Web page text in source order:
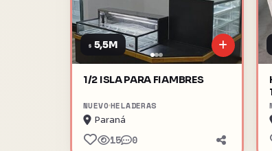
$ 5,5M
1/2 ISLA PARA FIAMBRES
NUEVO HELADERAS
Paraná
15 0